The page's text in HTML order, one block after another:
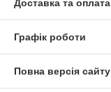
Доставка та оплата
Графік роботи
Повна версія сайту